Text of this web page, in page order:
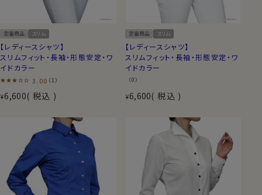
定番商品 スリム
【レディースシャツ】
スリムフィット・長袖・形態安定・ワ
イドカラー
3.00 （1）
¥6,600 税込
定番商品 スリム
【レディースシャツ】
スリムフィット・長袖・形態安定・ワ
イドカラー
（0）
¥6,600 税込